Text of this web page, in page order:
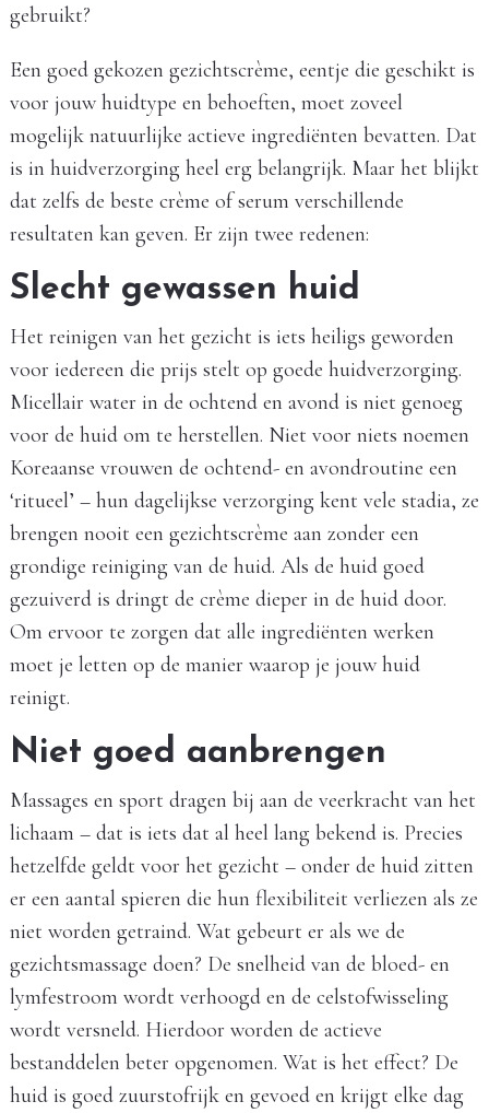
gebruikt?
Een goed gekozen gezichtscrème, eentje die geschikt is
voor jouw huidtype en behoeften, moet zoveel
mogelijk natuurlijke actieve ingrediënten bevatten. Dat
is in huidverzorging heel erg belangrijk. Maar het blijkt
dat zelfs de beste crème of serum verschillende
resultaten kan geven. Er zijn twee redenen:
Slecht gewassen huid
Het reinigen van het gezicht is iets heiligs geworden
voor iedereen die prijs stelt op goede huidverzorging.
Micellair water in de ochtend en avond is niet genoeg
voor de huid om te herstellen. Niet voor niets noemen
Koreaanse vrouwen de ochtend- en avondroutine een
‘ritueel’ – hun dagelijkse verzorging kent vele stadia, ze
brengen nooit een gezichtscrème aan zonder een
grondige reiniging van de huid. Als de huid goed
gezuiverd is dringt de crème dieper in de huid door.
Om ervoor te zorgen dat alle ingrediënten werken
moet je letten op de manier waarop je jouw huid
reinigt.
Niet goed aanbrengen
Massages en sport dragen bij aan de veerkracht van het
lichaam – dat is iets dat al heel lang bekend is. Precies
hetzelfde geldt voor het gezicht – onder de huid zitten
er een aantal spieren die hun flexibiliteit verliezen als ze
niet worden getraind. Wat gebeurt er als we de
gezichtsmassage doen? De snelheid van de bloed- en
lymfestroom wordt verhoogd en de celstofwisseling
wordt versneld. Hierdoor worden de actieve
bestanddelen beter opgenomen. Wat is het effect? De
huid is goed zuurstofrijk en gevoed en krijgt elke dag